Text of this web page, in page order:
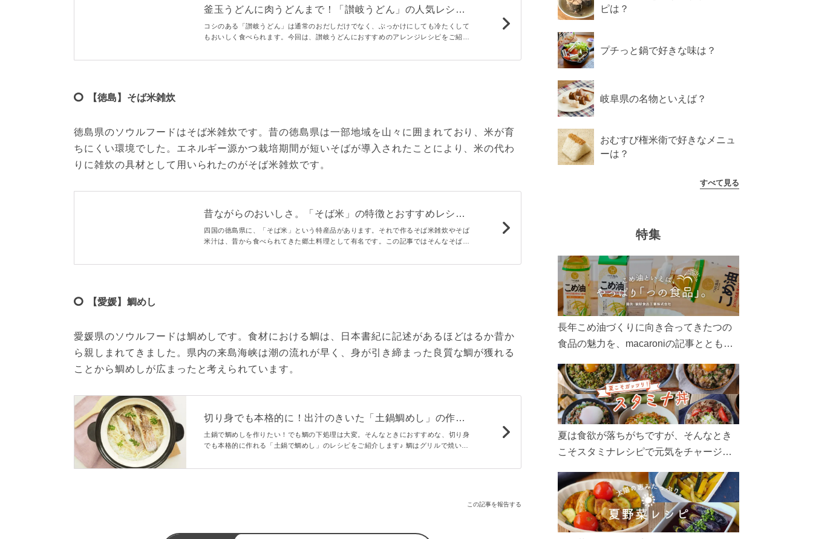
釜玉うどんに肉うどんまで！「讃岐うどん」の人気レシピ
15選
コシのある「讃岐うどん」は通常のおだしだけでなく、ぶっかけにしても冷たくして
もおいしく食べられます。今回は、讃岐うどんにおすすめのアレンジレシピをご紹介
いときにも参考にしてみてください。
【徳島】そば米雑炊
徳島県のソウルフードはそば米雑炊です。昔の徳島県は一部地域を山々に囲まれており、米が育
ちにくい環境でした。エネルギー源かつ栽培期間が短いそばが導入されたことにより、米の代わ
りに雑炊の具材として用いられたのがそば米雑炊です。
昔ながらのおいしさ。「そば米」の特徴とおすすめレシピ
9選
四国の徳島県に、「そば米」という特産品があります。それで作るそば米雑炊やそば
米汁は、昔から食べられてきた郷土料理として有名です。この記事ではそんなそば米
シピを、定番とアレンジに分けて紹介します。
【愛媛】鯛めし
愛媛県のソウルフードは鯛めしです。食材における鯛は、日本書紀に記述があるほどはるか昔か
ら親しまれてきました。県内の来島海峡は潮の流れが早く、身が引き締まった良質な鯛が獲れる
ことから鯛めしが広まったと考えられています。
切り身でも本格的に！出汁のきいた「土鍋鯛めし」の作り
方
土鍋で鯛めしを作りたい！でも鯛の下処理は大変。そんなときにおすすめな、切り身
でも本格的に作れる「土鍋で鯛めし」のレシピをご紹介します♪ 鯛はグリルで焼いて
を足して、本格的に仕上げましょう。
この記事を報告する
ピは？
プチっと鍋で好きな味は？
岐阜県の名物といえば？
おむすび権米衛で好きなメニュ
ーは？
すべて見る
特集
長年こめ油づくりに向き合ってきたつの
食品の魅力を、macaroniの記事とともに
ん、製造現場や品質へのこだわりまで。
こめ油をもっと好きになるコンテンツを
ぜひお楽しみください。
夏は食欲が落ちがちですが、そんなとき
こそスタミナレシピで元気をチャージ！
リ食べて、夏バテを吹き飛ばしましょ
う！